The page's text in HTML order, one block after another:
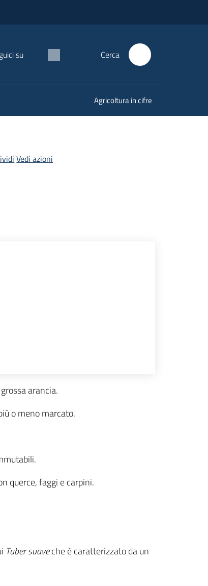
su Cerca
Agricoltura in cifre
Vedi azioni
arancia.
o meno marcato.
querce, faggi e carpini.
Tuber suaveche è caratterizzato da un